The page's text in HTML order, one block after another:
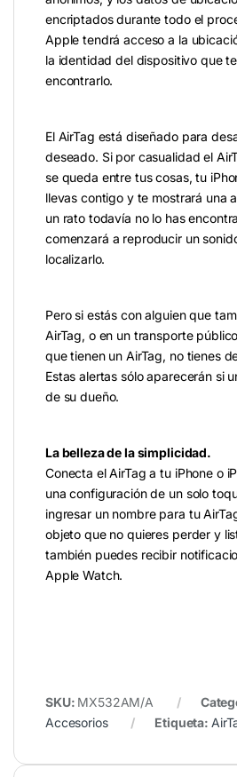
encriptados durante todo el
Apple tendrá acceso a la
la identidad del dispositivo que
encontrarlo.
El AirTag está diseñado para
deseado. Si por casualidad el
se queda entre tus cosas, tu
llevas contigo y te mostrará una
un rato todavía no lo has
comenzará a reproducir un
localizarlo.
Pero si estás con alguien que
AirTag, o en un transporte
que tienen un AirTag, no tienes
Estas alertas sólo aparecerán si
de su dueño.
La belleza de la simplicidad.
Conecta el AirTag a tu iPhone o
una configuración de un solo
ingresar un nombre para tu
objeto que no quieres perder y
también puedes recibir
Apple Watch.
SKU: MX532AM/A
Accesorios
Etiqueta: